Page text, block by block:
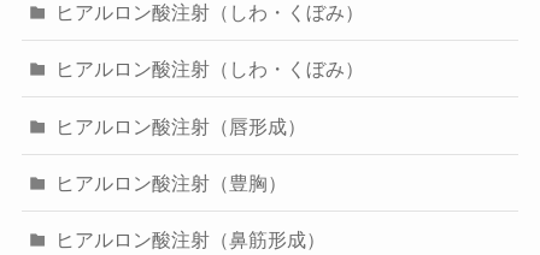
ヒアルロン酸注射（しわ・くぼみ）
ヒアルロン酸注射（しわ・くぼみ）
ヒアルロン酸注射（唇形成）
ヒアルロン酸注射（豊胸）
ヒアルロン酸注射（鼻筋形成）